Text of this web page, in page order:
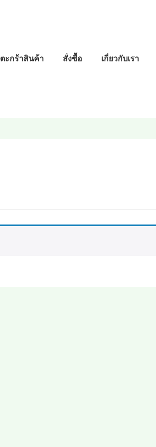
ตะกร้าสินค้า สั่งซื้อ เกี่ยวกับเรา